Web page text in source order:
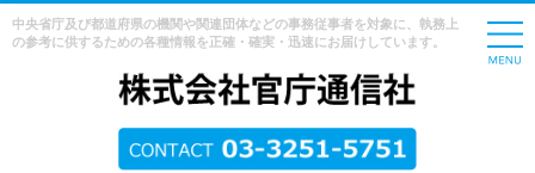
中央省庁及び都道府県の機関や関連団体などの事務従事者を対象に、執務上
の参考に供するための各種情報を正確・確実・迅速にお届けしています。